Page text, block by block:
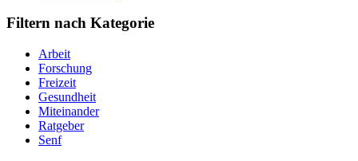
Filtern nach Kategorie
Arbeit
Forschung
Freizeit
Gesundheit
Miteinander
Ratgeber
Senf